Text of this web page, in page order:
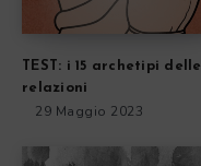
TEST: i 15 archetipi delle
relazioni
29 Maggio 2023